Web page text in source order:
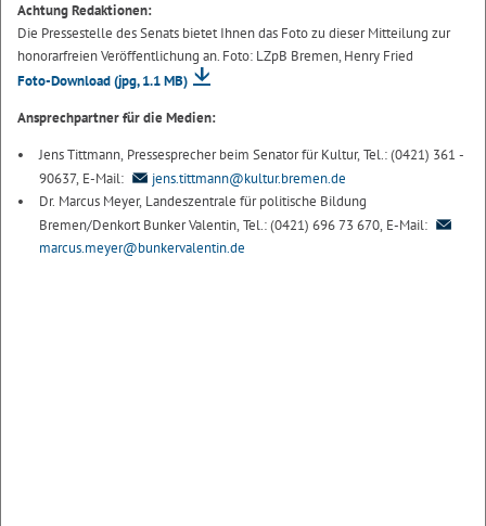
Achtung Redaktionen:
Die Pressestelle des Senats bietet Ihnen das Foto zu dieser Mitteilung zur
honorarfreien Veröffentlichung an. Foto: LZpB Bremen, Henry Fried
Foto-Download(jpg, 1.1 MB)
Ansprechpartner für die Medien:
Jens Tittmann, Pressesprecher beim Senator für Kultur, Tel.: (0421) 361 -
90637, E-Mail:
jens.tittmann@kultur.bremen.de
Dr. Marcus Meyer, Landeszentrale für politische Bildung
Bremen/Denkort Bunker Valentin, Tel.: (0421) 696 73 670, E-Mail:
marcus.meyer@bunkervalentin.de